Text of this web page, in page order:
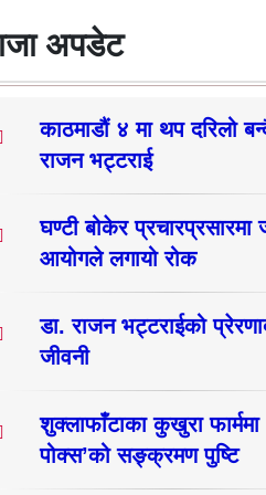
अपडेट
काठमाडौं ४ मा थप दरिलो
राजन भट्टराई
घण्टी बोकेर प्रचारप्रसारमा
आयोगले लगायो रोक
डा. राजन भट्टराईको
जीवनी
शुक्लाफाँटाका कुखुरा
पोक्स’को सङ्क्रमण पुष्टि